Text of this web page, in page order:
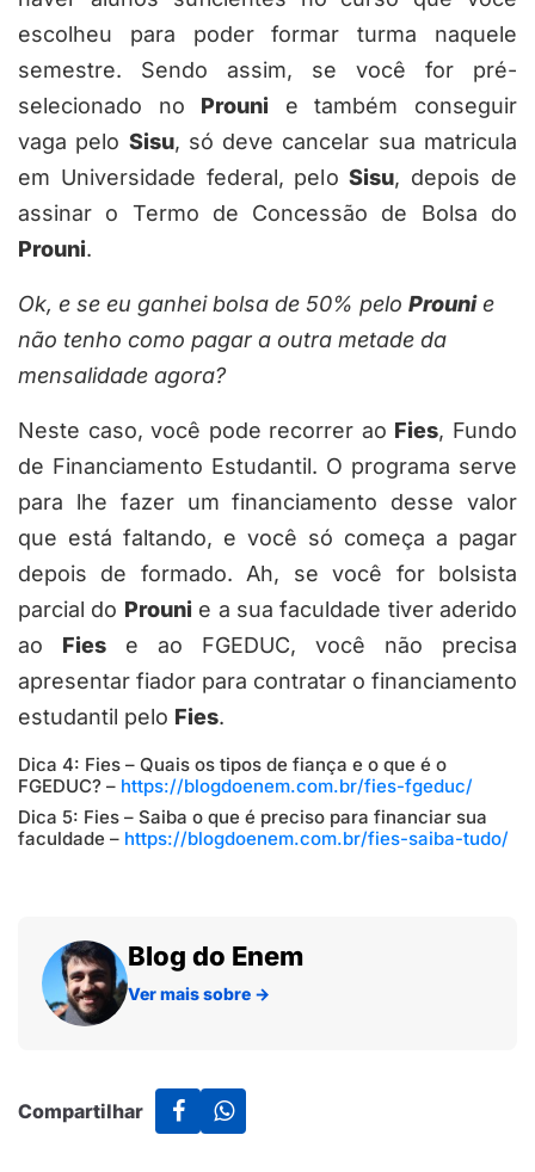
escolheu para poder formar turma naquele
semestre. Sendo assim, se você for pré-
selecionado no Prouni e também conseguir
vaga pelo Sisu, só deve cancelar sua matricula
em Universidade federal, peloSisu, depois de
assinar o Termo de Concessão de Bolsa do
Prouni.
Ok, e se eu ganhei bolsa de 50% pelo Prounie
não tenho como pagar a outra metade da
mensalidade agora?
Neste caso, você pode recorrer ao Fies, Fundo
de Financiamento Estudantil. O programa serve
para lhe fazer um financiamento desse valor
que está faltando, e você só começa a pagar
depois de formado. Ah, se você for bolsista
parcial do Prouni e a sua faculdade tiver aderido
ao Fies e ao FGEDUC, você não precisa
apresentar fiador para contratar o financiamento
estudantil pelo Fies.
Dica 4: Fies – Quais os tipos de fiança e o que é o
FGEDUC? – https://blogdoenem.com.br/fies-fgeduc/
Dica 5: Fies – Saiba o que é preciso para financiar sua
faculdade – https://blogdoenem.com.br/fies-saiba-tudo/
Blog do Enem
Ver mais sobre →
Compartilhar